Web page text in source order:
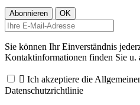
Sie können Ihr Einverständnis
Kontaktinformationen finden Sie u.
 Ich akzeptiere die
Datenschutzrichtlinie